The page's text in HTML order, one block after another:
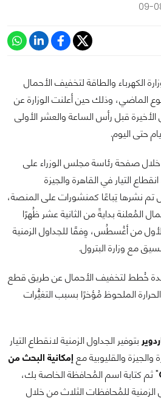
الكهرباء والطاقة لتخفيف الأحمال
الماضي، وذلك حين أعلنت الوزارة عن
الأخيرة قبل رأس الساعة والعشر الأولى
حتى اليوم.
خلال صفحة رئاسة مجلس الوزراء على
التيار في القاهرة والجيزة
تم نشرها تِباعًا كمنشورات على المنصة،
المُعلنة بدايةً من الثانية عشر ظُهرًا
الأول من أغُسطُس، وِفقًا للجداول الزمنية
مع وزارة البترول.
عِدة خُطط لتخفيف الأحمال عن طريق قطع
الملحوظ مُؤخرًا بسبب التغيُّرات
بتوفير الجداول الزمنية لانقطاع التيار
والقليوبية مع إمكانية البحث من
" ثم كتابة اسم المُحافظة الخاصة بك،
للمُحافظات الثلاث من خلال